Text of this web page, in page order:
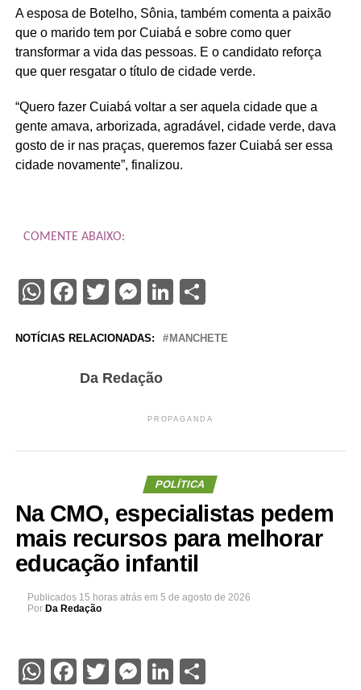
A esposa de Botelho, Sônia, também comenta a paixão
que o marido tem por Cuiabá e sobre como quer
transformar a vida das pessoas. E o candidato reforça
que quer resgatar o título de cidade verde.
“Quero fazer Cuiabá voltar a ser aquela cidade que a
gente amava, arborizada, agradável, cidade verde, dava
gosto de ir nas praças, queremos fazer Cuiabá ser essa
cidade novamente”, finalizou.
COMENTE ABAIXO:
WhatsApp
Facebook
Twitter
Messenger
LinkedIn
Share
NOTÍCIAS RELACIONADAS: MANCHETE
Da Redação
PROPAGANDA
POLÍTICA
Na CMO, especialistas pedem
mais recursos para melhorar
educação infantil
Publicados 15 horas atrás em 5 de agosto de 2026
Por Da Redação
WhatsApp
Facebook
Twitter
Messenger
LinkedIn
Share